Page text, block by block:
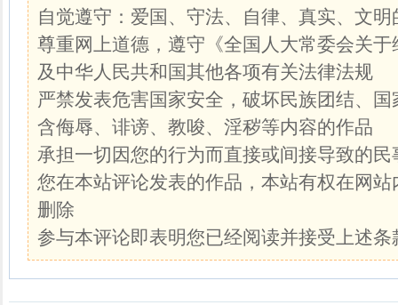
自觉遵守：爱国、守法、自律、真实、文明
尊重网上道德，遵守《全国人大常委会关
及中华人民共和国其他各项有关法律法规
严禁发表危害国家安全，破坏民族团结、
含侮辱、诽谤、教唆、淫秽等内容的作品
承担一切因您的行为而直接或间接导致的
您在本站评论发表的作品，本站有权在网
删除
参与本评论即表明您已经阅读并接受上述条